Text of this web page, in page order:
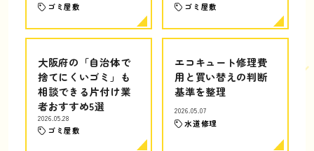
ゴミ屋敷 ゴミ屋敷
大阪府の「自治体で
捨てにくいゴミ」も
相談できる片付け業
者おすすめ5選
2026.05.28
ゴミ屋敷
エコキュート修理費
用と買い替えの判断
基準を整理
2026.05.07
水道修理